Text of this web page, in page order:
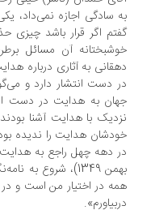
سادگی اجازه نمی‌داد، یکی دو
اگر قرار باشد چیزی حذف
آن مسائل برطرف
به آثاری درباره هدایت
به هدایت در دست است،
با هدایت آشنا بودند یا به
هدایت را ندیده بودند.
دهه چهل راجع به هدایت
بهمن 1349)، شروع به
در اختیار من است و در حال